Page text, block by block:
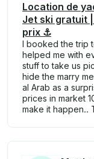
Location de
Jet ski gratuit
prix ⚓
I booked the trip
helped me with
stuff to take us
hide the marry
al Arab as a
prices in market
make it happen..